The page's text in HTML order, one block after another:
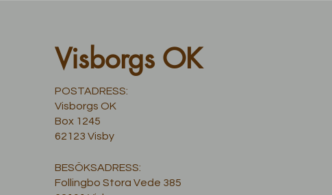
Visborgs OK
POSTADRESS:
Visborgs OK
Box 1245
62123 Visby
BESÖKSADRESS:
Follingbo Stora Vede 385